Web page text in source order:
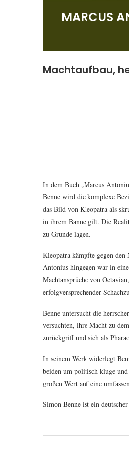
MARCUS
Machtaufbau,
In dem Buch „Marcus
Benne wird die komplexe
das Bild von Kleopatra als
in ihrem Banne gilt. Die
zu Grunde lagen.
Kleopatra kämpfte gegen
Antonius hingegen war in
Machtansprüche von
erfolgversprechender
Benne untersucht die
versuchten, ihre Macht zu
zurückgriff und sich als
In seinem Werk widerlegt
beiden um politisch kluge und
großen Wert auf eine
Simon Benne ist ein